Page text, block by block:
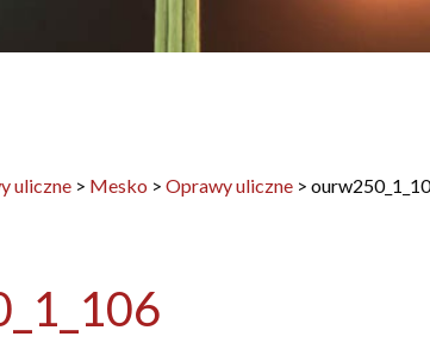
uliczne > Mesko > Oprawy uliczne >